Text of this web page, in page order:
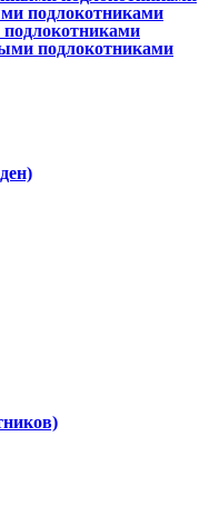
подлокотниками
подлокотниками